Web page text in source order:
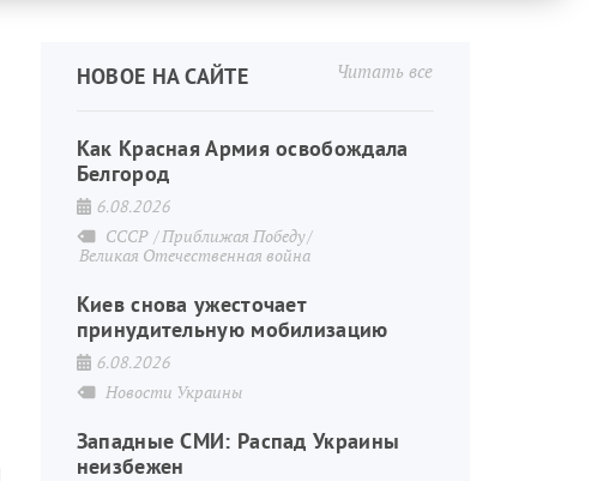
Читать все
НОВОЕ НА САЙТЕ
Как Красная Армия освобождала
Белгород
6.08.2026
СССР Приближая Победу
Великая Отечественная война
Киев снова ужесточает
принудительную мобилизацию
6.08.2026
Новости Украины
Западные СМИ: Распад Украины
неизбежен